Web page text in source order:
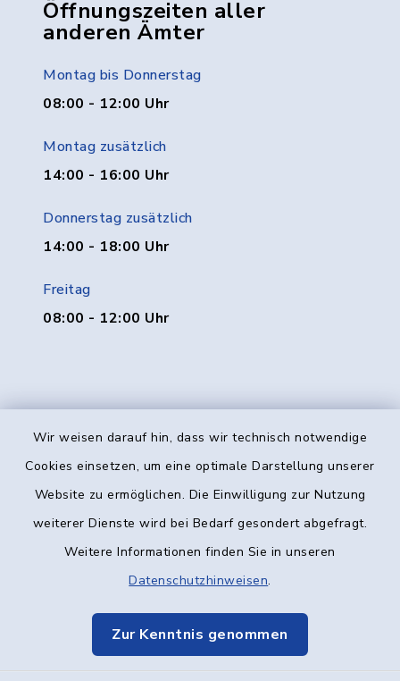
Wir weisen darauf hin, dass wir technisch notwendige
Cookies einsetzen, um eine optimale Darstellung unserer
Website zu ermöglichen. Die Einwilligung zur Nutzung
weiterer Dienste wird bei Bedarf gesondert abgefragt.
Weitere Informationen finden Sie in unseren
Datenschutzhinweisen.
Zur Kenntnis genommen
Öffnungszeiten aller
anderen Ämter
Montag bis Donnerstag
08:00 - 12:00 Uhr
Montag zusätzlich
14:00 - 16:00 Uhr
Donnerstag zusätzlich
14:00 - 18:00 Uhr
Freitag
08:00 - 12:00 Uhr
Kontakt
Datenschutz
Elektronische Kommunikation